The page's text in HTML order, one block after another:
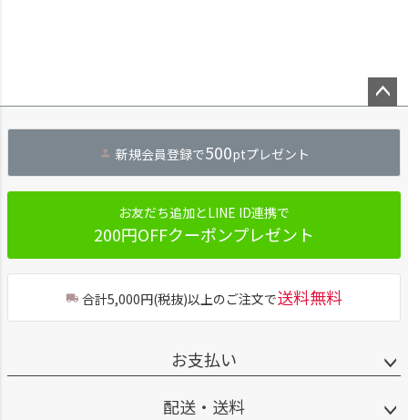
へ
新規会員登録で500ptプレゼント
お友だち追加とLINE ID連携で
200円OFFクーポンプレゼント
合計5,000円(税抜)以上のご注文で送料無料
お支払い
配送・送料